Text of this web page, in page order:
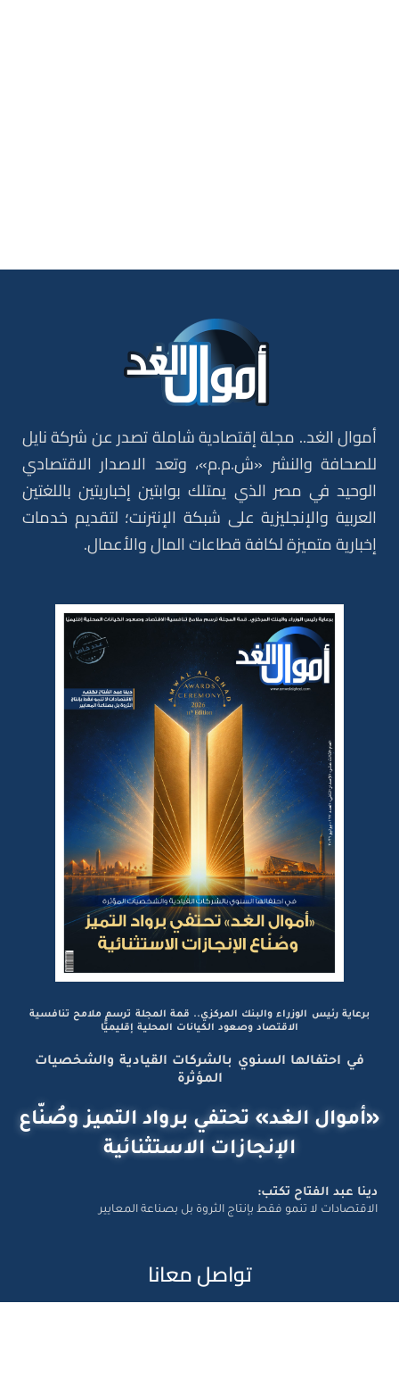
أموال الغد.. مجلة إقتصادية شاملة تصدر عن شركة نايل
للصحافة والنشر «ش.م.م»، وتعد الاصدار الاقتصادي
الوحيد في مصر الذي يمتلك بوابتين إخباريتين باللغتين
العربية والإنجليزية على شبكة الإنترنت؛ لتقديم خدمات
إخبارية متميزة لكافة قطاعات المال والأعمال.
برعاية رئيس الوزراء والبنك المركزي.. قمة المجلة ترسم ملامح تنافسية
الاقتصاد وصعود الكيانات المحلية إقليميًّا
في احتفالها السنوي بالشركات القيادية والشخصيات
المؤثرة
«أموال الغد» تحتفي برواد التميز وصُنّاع
الإنجازات الاستثنائية
دينا عبد الفتاح تكتب:
الاقتصادات لا تنمو فقط بإنتاج الثروة بل بصناعة المعايير
تواصل معانا